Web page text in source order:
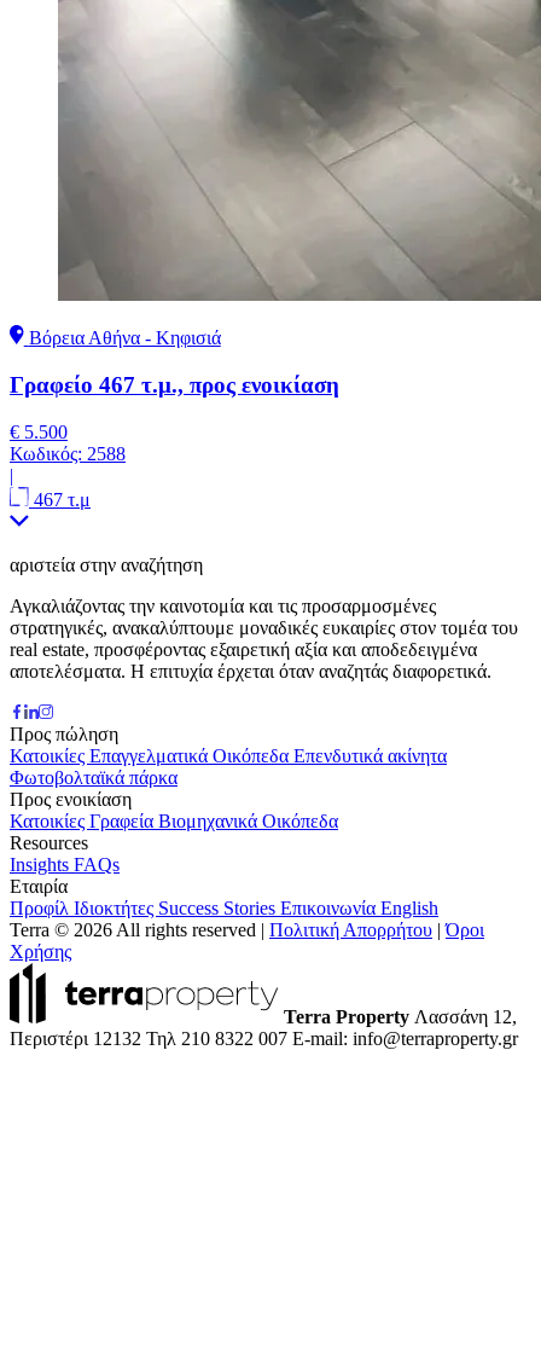
Βόρεια Αθήνα - Κηφισιά
Γραφείο 467 τ.μ., προς ενοικίαση
€ 5.500
Κωδικός: 2588
|
467 τ.μ
αριστεία στην αναζήτηση
Αγκαλιάζοντας την καινοτομία και τις προσαρμοσμένες
στρατηγικές, ανακαλύπτουμε μοναδικές ευκαιρίες στον τομέα του
real estate, προσφέροντας εξαιρετική αξία και αποδεδειγμένα
αποτελέσματα. Η επιτυχία έρχεται όταν αναζητάς διαφορετικά.
Προς πώληση
Κατοικίες Επαγγελματικά Οικόπεδα Επενδυτικά ακίνητα
Φωτοβολταϊκά πάρκα
Προς ενοικίαση
Κατοικίες Γραφεία Βιομηχανικά Οικόπεδα
Resources
Insights FAQs
Εταιρία
Προφίλ Ιδιοκτήτες Success Stories Επικοινωνία English
Terra © 2026 All rights reserved | Πολιτική Απορρήτου |Όροι
Χρήσης
Terra Property Λασσάνη 12,
Περιστέρι 12132 Τηλ 210 8322 007 E-mail: info@terraproperty.gr